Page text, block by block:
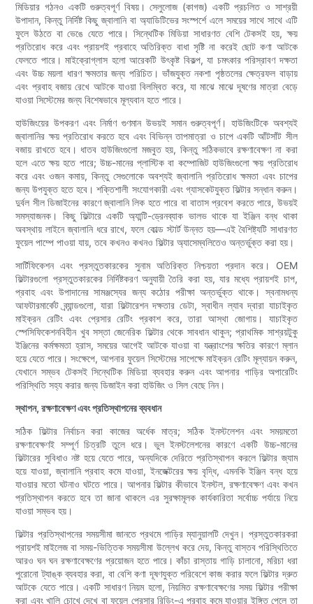
মিডিয়ার গঠনও একটি গুরুত্বপূর্ণ বিষয়। সেলুলোজ (কাগজ) একটি প্রচলিত ও সাশ্রয়ী
উপাদান, কিন্তু নির্দিষ্ট কিছু জ্বালানি বা অ্যাডিটিভের সংস্পর্শে এলে সময়ের সাথে সাথে এটি
ফুলে উঠতে বা ভেঙে যেতে পারে। সিন্থেটিক মিডিয়া সাধারণত বেশি টেকসই হয়, ক্ষয়
প্রতিরোধ করে এবং প্রায়শই প্রবাহে অতিরিক্ত বাধা সৃষ্টি না করেই ছোট কণা আটকে
ফেলতে পারে। মাইক্রোগ্লাস হলো আরেকটি উৎকৃষ্ট বিকল্প, যা চমৎকার পরিস্রাবণ দক্ষতা
এবং উচ্চ ময়লা ধারণ ক্ষমতার জন্য পরিচিত। ভাঁজযুক্ত নকশা পৃষ্ঠতলের ক্ষেত্রফল বাড়ায়
এবং প্রবাহ বজায় রেখে আটকে যাওয়া বিলম্বিত করে, যা মাঝে মাঝে দূষণের মাত্রা বেড়ে
যাওয়া সিস্টেমের জন্য বিশেষভাবে মূল্যবান হতে পারে।
হাউজিংয়ের উপকরণ এবং নির্মাণ গুণমান উভয়ই সমান গুরুত্বপূর্ণ। হাউজিংটিকে অবশ্যই
জ্বালানির ক্ষয় প্রতিরোধ করতে হবে এবং বিভিন্ন তাপমাত্রা ও চাপে একটি আঁটসাঁট সীল
বজায় রাখতে হবে। ধাতব হাউজিংগুলো মজবুত হয়, কিন্তু সঠিকভাবে রক্ষণাবেক্ষণ না করা
হলে এতে ক্ষয় হতে পারে; উচ্চ-মানের প্লাস্টিক বা কম্পোজিট হাউজিংগুলো ক্ষয় প্রতিরোধ
করে এবং ওজন কমায়, কিন্তু সেগুলোকে অবশ্যই জ্বালানি প্রতিরোধ ক্ষমতা এবং চাপের
জন্য উপযুক্ত হতে হবে। শক্তিশালী সংযোগকারী এবং গ্যাসকেটযুক্ত ফিল্টার সন্ধান করুন।
দুর্বল সীল ডিজাইনের কারণে জ্বালানি লিক হতে পারে বা বাতাস প্রবেশ করতে পারে, উভয়ই
সমস্যাজনক। কিছু ফিল্টারে একটি অ্যান্টি-ড্রেনব্যাক ভালভ থাকে যা ইঞ্জিন বন্ধ থাকা
অবস্থায় লাইনে জ্বালানি ধরে রাখে, ফলে কোল্ড স্টার্ট উন্নত হয়—এই বৈশিষ্ট্যটি সাধারণত
ফুয়েল পাম্পে পাওয়া যায়, তবে কখনও কখনও ফিল্টার অ্যাসেম্বলিতেও অন্তর্ভুক্ত করা হয়।
সার্টিফিকেশন এবং প্রস্তুতকারকের সুনাম অতিরিক্ত নিশ্চয়তা প্রদান করে। OEM
ফিল্টারগুলো প্রস্তুতকারকের নির্দিষ্টকরণ অনুযায়ী তৈরি করা হয়, যার মধ্যে প্রায়শই চাপ,
প্রবাহ এবং উপাদানের সামঞ্জস্যের জন্য কঠোর পরীক্ষা অন্তর্ভুক্ত থাকে। স্বনামধন্য
আফটারমার্কেট ব্র্যান্ডগুলো, যারা ফিল্টারেশন দক্ষতার ডেটা, স্বাধীন ল্যাব দ্বারা যাচাইকৃত
মাইক্রন রেটিং এবং প্রেসার রেটিং প্রকাশ করে, তারা আস্থা জোগায়। যাচাইকৃত
স্পেসিফিকেশনবিহীন খুব সস্তা জেনেরিক ফিল্টার থেকে সাবধান থাকুন; প্রাথমিক সাশ্রয়টুকু
ইঞ্জিনের কর্মক্ষমতা হ্রাস, সময়ের আগেই আটকে যাওয়া বা যন্ত্রাংশের ক্ষতির কারণে ম্লান
হয়ে যেতে পারে। সংক্ষেপে, আপনার ফুয়েল সিস্টেমের সাপেক্ষে মাইক্রন রেটিং মূল্যায়ন করুন,
যেখানে সম্ভব টেকসই সিন্থেটিক মিডিয়া ব্যবহার করুন এবং আপনার গাড়ির অপারেটিং
পরিস্থিতি সহ্য করার জন্য ডিজাইন করা হাউজিং ও সিল বেছে নিন।
স্থাপন, রক্ষণাবেক্ষণ এবং প্রতিস্থাপনের ব্যবধান
সঠিক ফিল্টার নির্বাচন করা কাজের অর্ধেক মাত্র; সঠিক ইনস্টলেশন এবং সময়মতো
রক্ষণাবেক্ষণই সম্পূর্ণ চিত্রটি তুলে ধরে। ভুল ইনস্টলেশনের কারণে একটি উচ্চ-মানের
ফিল্টারের সুবিধাও নষ্ট হয়ে যেতে পারে, অন্যদিকে দেরিতে প্রতিস্থাপন করলে ফিল্টার জ্যাম
হয়ে যাওয়া, জ্বালানি প্রবাহ কমে যাওয়া, ইনজেক্টরের ক্ষয় বৃদ্ধি, এমনকি ইঞ্জিন বন্ধ হয়ে
যাওয়ার মতো ঘটনাও ঘটতে পারে। আপনার ফিল্টার কীভাবে ইনস্টল, রক্ষণাবেক্ষণ এবং কখন
প্রতিস্থাপন করতে হবে তা জানা থাকলে এর সুরক্ষামূলক কার্যকারিতা সর্বোচ্চ পর্যায়ে নিয়ে
যাওয়া সম্ভব হয়।
ফিল্টার প্রতিস্থাপনের সময়সীমা জানতে প্রথমে গাড়ির ম্যানুয়ালটি দেখুন। প্রস্তুতকারকরা
প্রায়শই মাইলেজ বা সময়-ভিত্তিক সময়সীমা উল্লেখ করে দেয়, কিন্তু বাস্তব পরিস্থিতিতে
আরও ঘন ঘন রক্ষণাবেক্ষণের প্রয়োজন হতে পারে। কাঁচা রাস্তায় গাড়ি চালানো, মরিচা ধরা
পুরোনো ট্যাঙ্ক ব্যবহার করা, বা বেশি কণা দূষণযুক্ত পরিবেশে কাজ করার ফলে ফিল্টার দ্রুত
আটকে যেতে পারে। একটি সাধারণ নিয়ম হলো, নিয়মিত রক্ষণাবেক্ষণের সময় ফিল্টার পরীক্ষা
করা এবং খালি চোখে দেখে বা ফুয়েল প্রেসার রিডিং-এ প্রবাহ কমে যাওয়ার ইঙ্গিত পেলে তা